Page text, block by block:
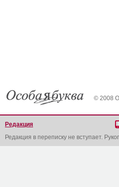
© 2008
Редакция
Редакция в переписку не вступает.